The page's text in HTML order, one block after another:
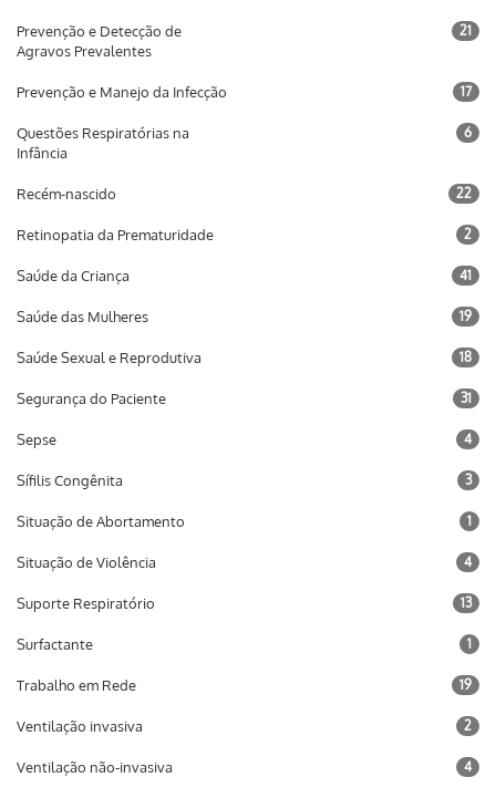
Prevenção e Detecção de
Agravos Prevalentes
21
Prevenção e Manejo da Infecção 17
Questões Respiratórias na
Infância
6
Recém-nascido 22
Retinopatia da Prematuridade 2
Saúde da Criança 41
Saúde das Mulheres 19
Saúde Sexual e Reprodutiva 18
Segurança do Paciente 31
Sepse 4
Sífilis Congênita 3
Situação de Abortamento 1
Situação de Violência 4
Suporte Respiratório 13
Surfactante 1
Trabalho em Rede 19
Ventilação invasiva 2
Ventilação não-invasiva 4